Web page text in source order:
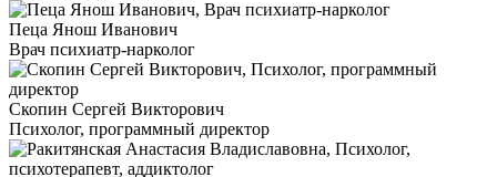
Пеца Янош Иванович
Врач психиатр-нарколог
Скопин Сергей Викторович
Психолог, программный директор